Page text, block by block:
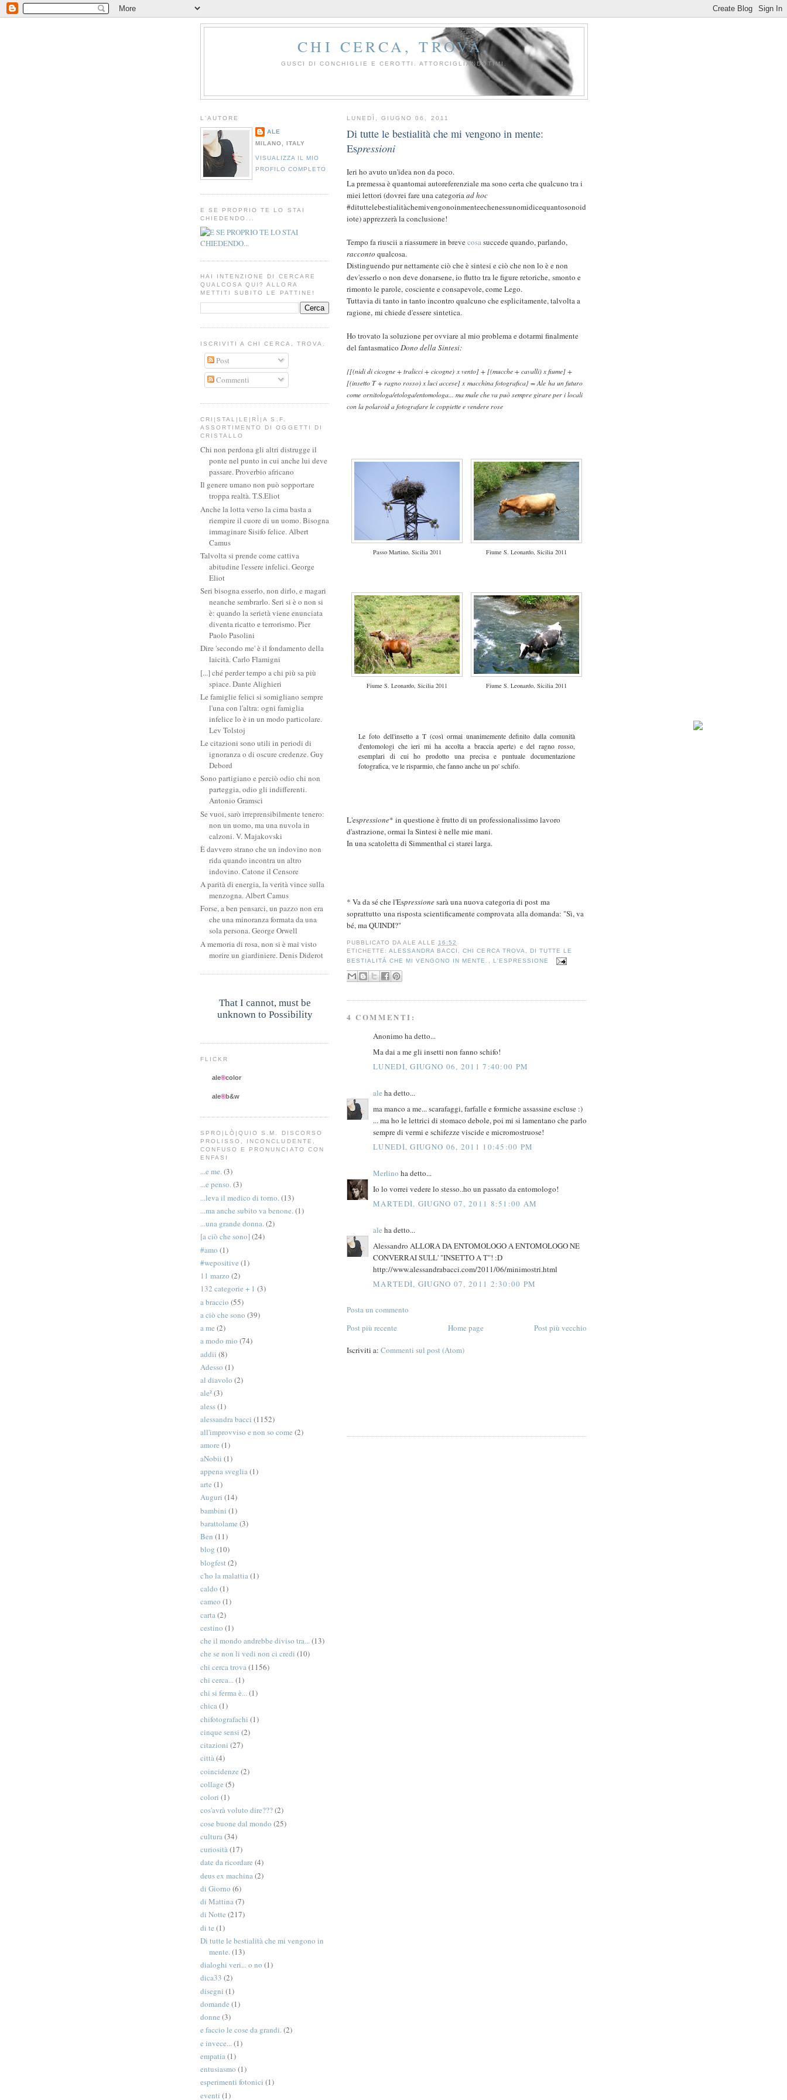
CHI CERCA, TROVA.
GUSCI DI CONCHIGLIE E CEROTTI. ATTORCIGLIANDOTIMI.
LUNEDÌ, GIUGNO 06, 2011
Di tutte le bestialità che mi vengono in mente:
Espressioni
Ieri ho avuto un'idea non da poco.
La premessa è quantomai autoreferenziale ma sono certa che qualcuno tra i
miei lettori (dovrei fare una categoriaad hoc
#dituttelebestialitàchemivengonoinmenteechenessunomidicequantosonoid
iote) apprezzerà la conclusione!
Tempo fa riuscii a riassumere in brevecosasuccede quando, parlando,
racconto qualcosa.
Distinguendo pur nettamente ciò che è sintesi e ciò che non lo è e non
dev'esserlo o non deve donarsene, io flutto tra le figure retoriche, smonto e
rimonto le parole, cosciente e consapevole, come Lego.
Tuttavia di tanto in tanto incontro qualcuno che esplicitamente, talvolta a
ragione, mi chiede d'essere sintetica.
Ho trovato la soluzione per ovviare al mio problema e dotarmi finalmente
del fantasmatico Dono della Sintesi:
{[(nidi di cicogne + tralicci + cicogne) x vento] + [(mucche + cavalli) x fiume] +
[(insetto T + ragno rosso) x luci accese] x macchina fotografica} = Ale ha un futuro
come ornitologa/etologa/entomologa... ma male che va può sempre girare per i locali
con la polaroid a fotografare le coppiette e vendere rose
Passo Martino, Sicilia 2011 Fiume S. Leonardo, Sicilia 2011
Fiume S. Leonardo, Sicilia 2011 Fiume S. Leonardo, Sicilia 2011
Le foto dell'insetto a T (così ormai unanimemente definito dalla comunità
d'entomologi che ieri mi ha accolta a braccia aperte) e del ragno rosso,
esemplari di cui ho prodotto una precisa e puntuale documentazione
fotografica, ve le risparmio, che fanno anche un po' schifo.
L'espressione* in questione è frutto di un professionalissimo lavoro
d'astrazione, ormai la Sintesi è nelle mie mani.
In una scatoletta di Simmenthal ci starei larga.
* Va da sé che l'Espressionesarà una nuova categoria di post ma
soprattutto una risposta scientificamente comprovata alla domanda: "Sì, va
bé, ma QUINDI?"
PUBBLICATO DAALE ALLE 16:52
ETICHETTE:ALESSANDRA BACCI ,CHI CERCA TROVA
DI TUTTE LE
BESTIALITÀ CHE MI VENGONO IN MENTE.
L'ESPRESSIONE
4 COMMENTI:
Anonimo ha detto...
Ma dai a me gli insetti non fanno schifo!
LUNEDÌ, GIUGNO 06, 2011 7:40:00 PM
ale ha detto...
ma manco a me... scarafaggi, farfalle e formiche assassine escluse :)
... ma ho le lettrici di stomaco debole, poi mi si lamentano che parlo
sempre di vermi e schifezze viscide e micromostruose!
LUNEDÌ, GIUGNO 06, 2011 10:45:00 PM
Merlino ha detto...
Io lo vorrei vedere lo stesso..ho un passato da entomologo!
MARTEDÌ, GIUGNO 07, 2011 8:51:00 AM
ale ha detto...
Alessandro ALLORA DA ENTOMOLOGO A ENTOMOLOGO NE
CONVERRAI SULL' "INSETTO A T"! :D
http://www.alessandrabacci.com/2011/06/minimostri.html
MARTEDÌ, GIUGNO 07, 2011 2:30:00 PM
Posta un commento
Post più recente
Post più vecchio
Home page
Iscriviti a: Commenti sul post (Atom)
L'AUTORE
ALE
MILANO, ITALY
VISUALIZZA IL MIO
PROFILO COMPLETO
E SE PROPRIO TE LO STAI
CHIEDENDO...
HAI INTENZIONE DI CERCARE
QUALCOSA QUI? ALLORA
METTITI SUBITO LE PATTINE!
ISCRIVITI A CHI CERCA, TROVA.
Post
Commenti
CRI|STAL|LE|RÌ|A S.F.
ASSORTIMENTO DI OGGETTI DI
CRISTALLO
Chi non perdona gli altri distrugge il
ponte nel punto in cui anche lui deve
passare. Proverbio africano
Il genere umano non può sopportare
troppa realtà. T.S.Eliot
Anche la lotta verso la cima basta a
riempire il cuore di un uomo. Bisogna
immaginare Sisifo felice. Albert
Camus
Talvolta si prende come cattiva
abitudine l'essere infelici. George
Eliot
Seri bisogna esserlo, non dirlo, e magari
neanche sembrarlo. Seri si è o non si
è: quando la serietà viene enunciata
diventa ricatto e terrorismo. Pier
Paolo Pasolini
Dire 'secondo me' è il fondamento della
laicità. Carlo Flamigni
[...] ché perder tempo a chi più sa più
spiace. Dante Alighieri
Le famiglie felici si somigliano sempre
l'una con l'altra: ogni famiglia
infelice lo è in un modo particolare.
Lev Tolstoj
Le citazioni sono utili in periodi di
ignoranza o di oscure credenze. Guy
Debord
Sono partigiano e perciò odio chi non
parteggia, odio gli indifferenti.
Antonio Gramsci
Se vuoi, sarò irreprensibilmente tenero:
non un uomo, ma una nuvola in
calzoni. V. Majakovski
È davvero strano che un indovino non
rida quando incontra un altro
indovino. Catone il Censore
A parità di energia, la verità vince sulla
menzogna. Albert Camus
Forse, a ben pensarci, un pazzo non era
che una minoranza formata da una
sola persona. George Orwell
A memoria di rosa, non si è mai visto
morire un giardiniere. Denis Diderot
That I cannot, must be
unknown to Possibility
FLICKR
ale®color
ale®b&w
SPRO|LÒ|QUIO S.M. DISCORSO
PROLISSO, INCONCLUDENTE,
CONFUSO E PRONUNCIATO CON
ENFASI
...e me.(3)
...e penso.(3)
...leva il medico di torno.(13)
...ma anche subito va benone.(1)
...una grande donna.(2)
[a ciò che sono] (24)
#amo (1)
#wepositive (1)
11 marzo (2)
132 categorie + 1 (3)
a braccio (55)
a ciò che sono (39)
a me (2)
a modo mio (74)
addii (8)
Adesso (1)
al diavolo (2)
ale²(3)
aless(1)
alessandra bacci (1152)
all'improvviso e non so come (2)
amore (1)
aNobii (1)
appena sveglia(1)
arte (1)
Auguri (14)
bambini (1)
barattolame (3)
Ben (11)
blog (10)
blogfest (2)
c'ho la malattia(1)
caldo (1)
cameo (1)
carta(2)
cestino (1)
che il mondo andrebbe diviso tra...(13)
che se non li vedi non ci credi (10)
chi cerca trova(1156)
chi cerca...(1)
chi si ferma è...(1)
chica(1)
chifotografachi (1)
cinque sensi (2)
citazioni (27)
città(4)
coincidenze (2)
collage (5)
colori (1)
cos'avrà voluto dire???(2)
cose buone dal mondo (25)
cultura(34)
curiosità(17)
date da ricordare (4)
deus ex machina(2)
di Giorno (6)
di Mattina(7)
di Notte (217)
di te (1)
Di tutte le bestialità che mi vengono in
mente.(13)
dialoghi veri... o no (1)
dica33 (2)
disegni (1)
domande (1)
donne (3)
e faccio le cose da grandi.(2)
e invece...(1)
empatia(1)
entusiasmo (1)
esperimenti fotonici (1)
eventi (1)